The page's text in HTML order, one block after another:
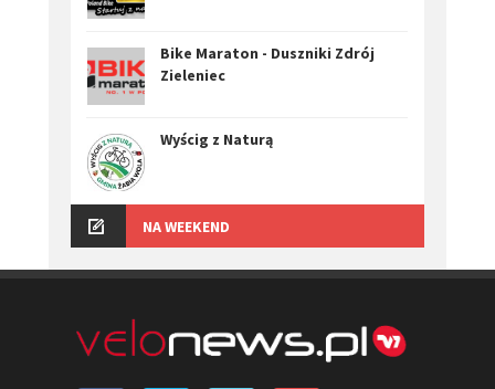
Bike Maraton - Duszniki Zdrój
Zieleniec
Wyścig z Naturą
NA WEEKEND